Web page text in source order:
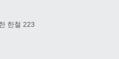
한철 223